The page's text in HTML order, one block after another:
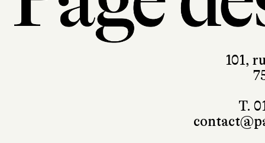
101,
T.
RGPD Foire